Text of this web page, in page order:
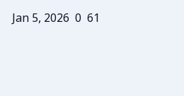
Jan 5, 2026 0 61